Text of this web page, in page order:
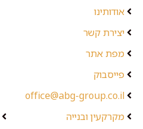
אודותינו
יצירת קשר
מפת אתר
פייסבוק
office@abg-group.co.il
מקרקעין ובנייה